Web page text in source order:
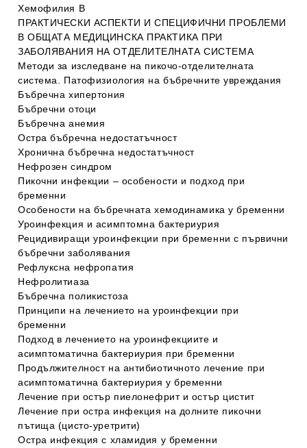
Хемофилия В
ПРАКТИЧЕСКИ АСПЕКТИ И СПЕЦИФИЧНИ ПРОБЛЕМИ
В ОБЩАТА МЕДИЦИНСКА ПРАКТИКА ПРИ
ЗАБОЛЯВАНИЯ НА ОТДЕЛИТЕЛНАТА СИСТЕМА
Методи за изследване на пикочо-отделителната
система. Патофизиология на бъбречните увреждания
Бъбречна хипертония
Бъбречни отоци
Бъбречна анемия
Остра бъбречна недостатъчност
Хронична бъбречна недостатъчност
Нефрозен синдром
Пикочни инфекции – особености и подход при
бременни
Особености на бъбречната хемодинамика у бременни
Уроинфекция и асимптомна бактериурия
Рецидивиращи уроинфекции при бременни с първични
бъбречни заболявания
Рефлуксна нефропатия
Нефролитиаза
Бъбречна поликистоза
Принципи на лечението на уроинфекции при
бременни
Подход в лечението на уроинфекциите и
асимптоматична бактериурия при бременни
Продължителност на антибиотичното лечение при
асимптоматична бактериурия у бременни
Лечение при остър пиелонефрит и остър цистит
Лечение при остра инфекция на долните пикочни
пътища (цисто-уретрити)
Остра инфекция с хламидия у бременни